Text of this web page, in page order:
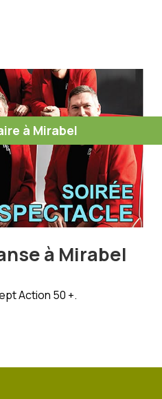
à Mirabel
à Mirabel
Action 50 +.